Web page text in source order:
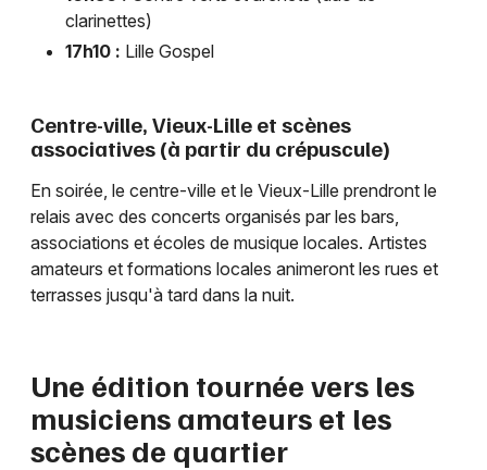
clarinettes)
17h10 : Lille Gospel
Centre-ville, Vieux-Lille et scènes
associatives (à partir du crépuscule)
En soirée, le centre-ville et le Vieux-Lille prendront le
relais avec des concerts organisés par les bars,
associations et écoles de musique locales. Artistes
amateurs et formations locales animeront les rues et
terrasses jusqu'à tard dans la nuit.
Une édition tournée vers les
musiciens amateurs et les
scènes de quartier